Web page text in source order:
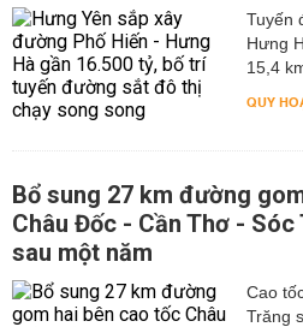
Tuyến
Hưng
15,4
QUY
Bổ sung 27 km đường
Châu Đốc - Cần Thơ - Sóc
sau một năm
Cao
Trăng